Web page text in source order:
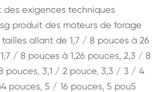
des exigences techniques
produit des moteurs de forage
allant de 1,7 / 8 pouces à 26
/ 8 pouces à 1,26 pouces, 2,3 / 8
pouces, 3,1 / 2 pouce, 3,3 / 3 / 4
pouces, 5 / 16 pouces, 5 pou5